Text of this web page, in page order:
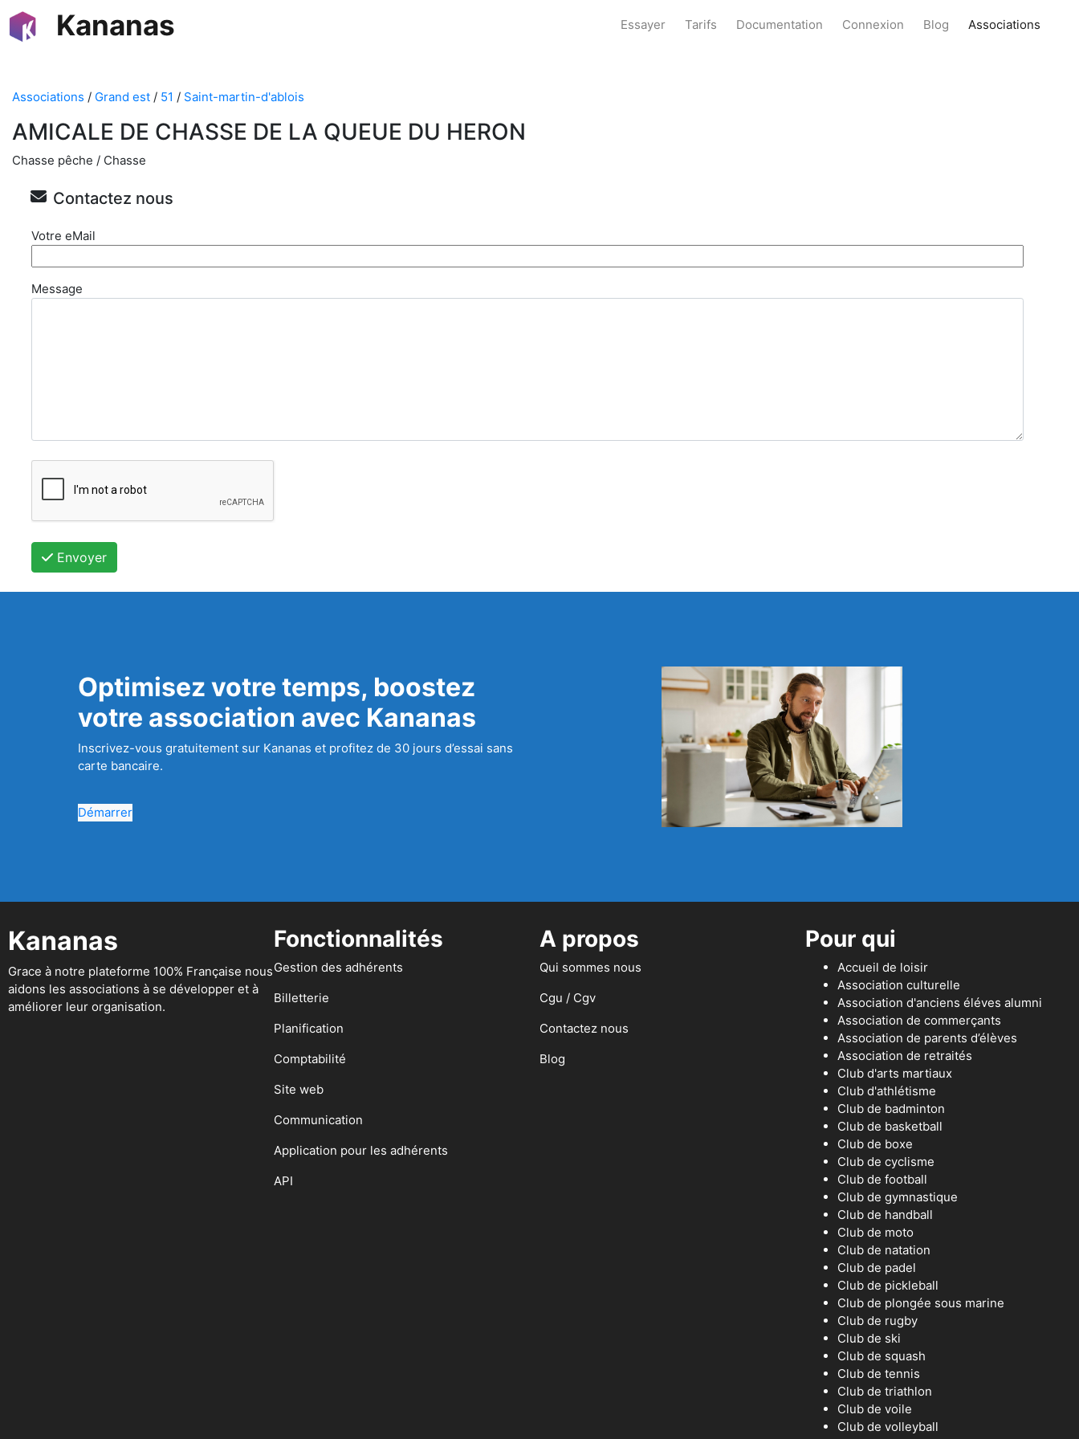
Kananas Essayer Tarifs Documentation Connexion Blog Associations
Associations / Grand est / 51 / Saint-martin-d'ablois
AMICALE DE CHASSE DE LA QUEUE DU HERON
Chasse pêche / Chasse
Contactez nous
Votre eMail
Message
Envoyer
Optimisez votre temps, boostez
votre association avec Kananas
Inscrivez-vous gratuitement sur Kananas et profitez de 30 jours d’essai sans
carte bancaire.
Démarrer
Kananas
Grace à notre plateforme 100% Française nous
aidons les associations à se développer et à
améliorer leur organisation.
Fonctionnalités
Gestion des adhérents
Billetterie
Planification
Comptabilité
Site web
Communication
Application pour les adhérents
API
A propos
Qui sommes nous
Cgu / Cgv
Contactez nous
Blog
Pour qui
Accueil de loisir
Association culturelle
Association d'anciens éléves alumni
Association de commerçants
Association de parents d’élèves
Association de retraités
Club d'arts martiaux
Club d'athlétisme
Club de badminton
Club de basketball
Club de boxe
Club de cyclisme
Club de football
Club de gymnastique
Club de handball
Club de moto
Club de natation
Club de padel
Club de pickleball
Club de plongée sous marine
Club de rugby
Club de ski
Club de squash
Club de tennis
Club de triathlon
Club de voile
Club de volleyball